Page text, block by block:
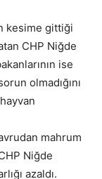
kesime gittiği
CHP Niğde
ise
olmadığını
mahrum
Niğde
azaldı.